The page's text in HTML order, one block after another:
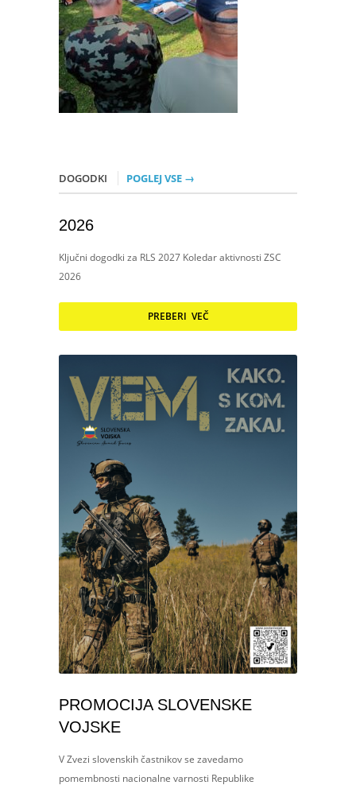
DOGODKI POGLEJ VSE →
2026
Ključni dogodki za RLS 2027 Koledar aktivnosti ZSC
2026
PREBERI VEČ
PROMOCIJA SLOVENSKE
VOJSKE
V Zvezi slovenskih častnikov se zavedamo
pomembnosti nacionalne varnosti Republike